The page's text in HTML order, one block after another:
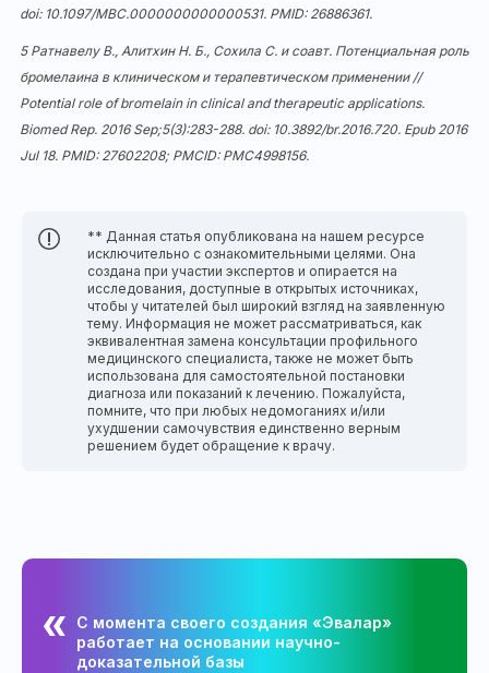
doi: 10.1097/MBC.0000000000000531. PMID: 26886361.
5 Ратнавелу В., Алитхин Н. Б., Сохила С. и соавт. Потенциальная роль
бромелаина в клиническом и терапевтическом применении //
Potential role of bromelain in clinical and therapeutic applications.
Biomed Rep. 2016 Sep;5(3):283-288. doi: 10.3892/br.2016.720. Epub 2016
Jul 18. PMID: 27602208; PMCID: PMC4998156.
** Данная статья опубликована на нашем ресурсе
исключительно с ознакомительными целями. Она
создана при участии экспертов и опирается на
исследования, доступные в открытых источниках,
чтобы у читателей был широкий взгляд на заявленную
тему. Информация не может рассматриваться, как
эквивалентная замена консультации профильного
медицинского специалиста, также не может быть
использована для самостоятельной постановки
диагноза или показаний к лечению. Пожалуйста,
помните, что при любых недомоганиях и/или
ухудшении самочувствия единственно верным
решением будет обращение к врачу.
С момента своего создания «Эвалар»
работает на основании научно-
доказательной базы